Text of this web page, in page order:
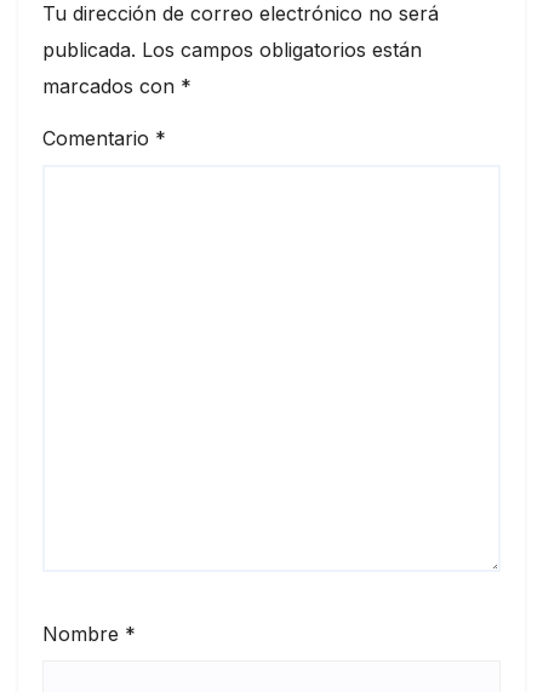
Tu dirección de correo electrónico no será
publicada. Los campos obligatorios están
marcados con *
Comentario *
Nombre *